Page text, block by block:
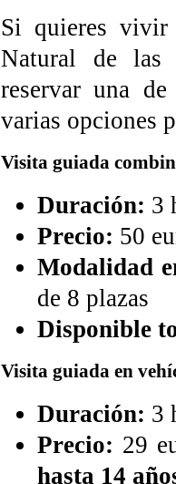
Si quieres
Natural de las
reservar una
varias opciones
Visita guiada
Duración: 3
Precio: 50
Modalidad
de 8 plazas
Disponible
Visita guiada en
Duración: 3
Precio: 29
hasta 14